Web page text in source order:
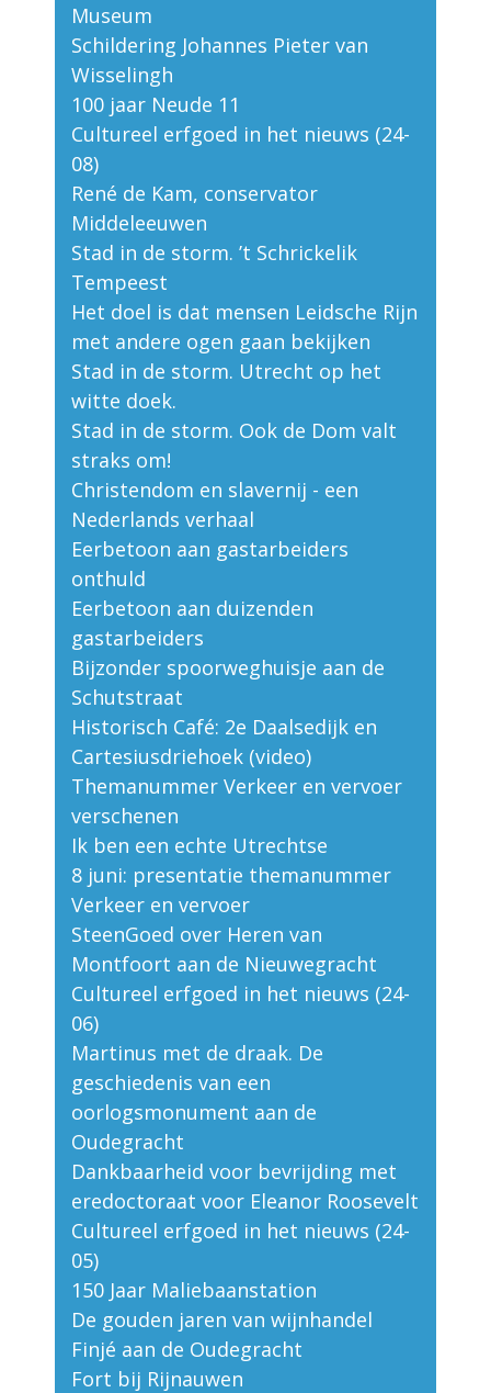
Museum
Schildering Johannes Pieter van
Wisselingh
100 jaar Neude 11
Cultureel erfgoed in het nieuws (24-
08)
René de Kam, conservator
Middeleeuwen
Stad in de storm. ’t Schrickelik
Tempeest
Het doel is dat mensen Leidsche Rijn
met andere ogen gaan bekijken
Stad in de storm. Utrecht op het
witte doek.
Stad in de storm. Ook de Dom valt
straks om!
Christendom en slavernij - een
Nederlands verhaal
Eerbetoon aan gastarbeiders
onthuld
Eerbetoon aan duizenden
gastarbeiders
Bijzonder spoorweghuisje aan de
Schutstraat
Historisch Café: 2e Daalsedijk en
Cartesiusdriehoek (video)
Themanummer Verkeer en vervoer
verschenen
Ik ben een echte Utrechtse
8 juni: presentatie themanummer
Verkeer en vervoer
SteenGoed over Heren van
Montfoort aan de Nieuwegracht
Cultureel erfgoed in het nieuws (24-
06)
Martinus met de draak. De
geschiedenis van een
oorlogsmonument aan de
Oudegracht
Dankbaarheid voor bevrijding met
eredoctoraat voor Eleanor Roosevelt
Cultureel erfgoed in het nieuws (24-
05)
150 Jaar Maliebaanstation
De gouden jaren van wijnhandel
Finjé aan de Oudegracht
Fort bij Rijnauwen